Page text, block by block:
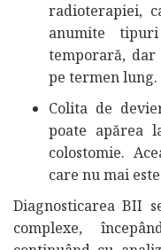
radioterapiei,
anumite
temporară, dar
pe termen lung.
Colita de
poate apărea
colostomie.
care nu mai
Diagnosticarea BII
complexe,